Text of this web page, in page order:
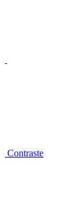
Contraste